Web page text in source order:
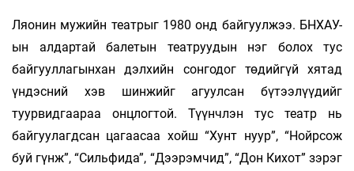
Ляонин мужийн театрыг 1980 онд байгуулжээ. БНХАУ-
ын алдартай балетын театруудын нэг болох тус
байгууллагынхан дэлхийн сонгодог төдийгүй хятад
үндэсний хэв шинжийг агуулсан бүтээлүүдийг
туурвидгаараа онцлогтой. Түүнчлэн тус театр нь
байгуулагдсан цагаасаа хойш “Хунт нуур”, “Нойрсож
буй гүнж”, “Сильфида”, “Дээрэмчид”, “Дон Кихот” зэрэг